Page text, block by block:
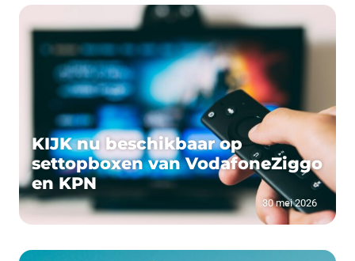
KIJK nu beschikbaar op
settopboxen van VodafoneZiggo
en KPN
30 mei 2026